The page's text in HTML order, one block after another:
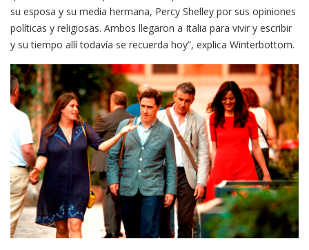
su esposa y su media hermana, Percy Shelley por sus opiniones
políticas y religiosas. Ambos llegaron a Italia para vivir y escribir
y su tiempo allí todavía se recuerda hoy”, explica Winterbottom.